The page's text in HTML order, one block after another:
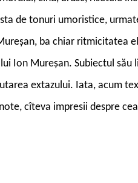
de tonuri umoristice,
ba chiar ritmicitatea
Ion Mureşan. Subiectul
extazului. Iata, acum
cîteva impresii despre